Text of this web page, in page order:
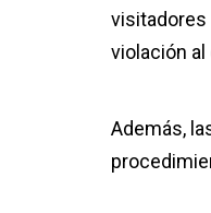
visitadores
violación
Además,